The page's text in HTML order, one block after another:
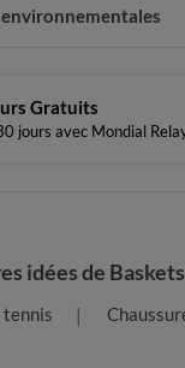
Gratuits
jours avec Mondial
idées de